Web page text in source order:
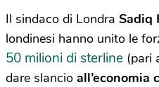
Il sindaco di Londra Sadiq
londinesi hanno unito le
50 milioni di sterline (pari
dare slancio all’economia